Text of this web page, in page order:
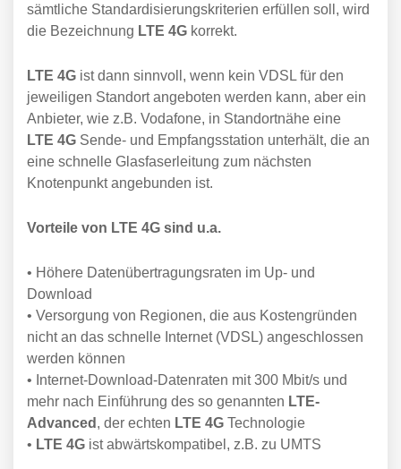
sämtliche Standardisierungskriterien erfüllen soll, wird
die Bezeichnung LTE 4G korrekt.
LTE 4G ist dann sinnvoll, wenn kein VDSL für den
jeweiligen Standort angeboten werden kann, aber ein
Anbieter, wie z.B. Vodafone, in Standortnähe eine
LTE 4G Sende- und Empfangsstation unterhält, die an
eine schnelle Glasfaserleitung zum nächsten
Knotenpunkt angebunden ist.
Vorteile von LTE 4G sind u.a.
• Höhere Datenübertragungsraten im Up- und
Download
• Versorgung von Regionen, die aus Kostengründen
nicht an das schnelle Internet (VDSL) angeschlossen
werden können
• Internet-Download-Datenraten mit 300 Mbit/s und
mehr nach Einführung des so genannten LTE-
Advanced , der echten LTE 4G Technologie
• LTE 4G ist abwärtskompatibel, z.B. zu UMTS